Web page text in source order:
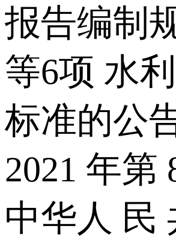
报告编制
等6项 水
标准的公
2021 年第
中华人 民